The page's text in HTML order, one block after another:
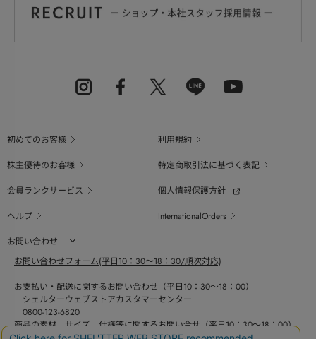
初めてのお客様
利用規約
株主優待のお客様
特定商取引法に基づく表記
会員ランクサービス
個人情報保護方針
ヘルプ
InternationalOrders
お問い合わせ
お問い合わせフォーム(平日10：30～18：30/順次対応)
お支払い・配送に関するお問い合わせ（平日10：30～18：00）
シェルターウェブストアカスタマーセンター
0800-123-6820
商品の素材、サイズ、仕様等に関するお問い合せ（平日10：30～18：00）